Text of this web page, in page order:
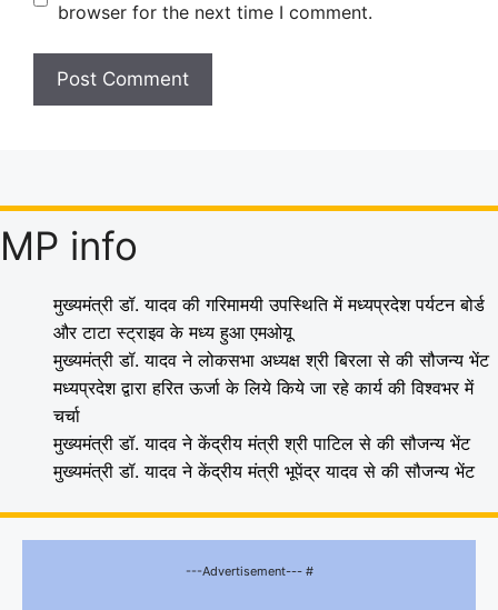
browser for the next time I comment.
MP info
मुख्यमंत्री डॉ. यादव की गरिमामयी उपस्थिति में मध्यप्रदेश पर्यटन बोर्ड
और टाटा स्ट्राइव के मध्य हुआ एमओयू
मुख्यमंत्री डॉ. यादव ने लोकसभा अध्यक्ष श्री बिरला से की सौजन्य भेंट
मध्यप्रदेश द्वारा हरित ऊर्जा के लिये किये जा रहे कार्य की विश्वभर में
चर्चा
मुख्यमंत्री डॉ. यादव ने केंद्रीय मंत्री श्री पाटिल से की सौजन्य भेंट
मुख्यमंत्री डॉ. यादव ने केंद्रीय मंत्री भूपेंद्र यादव से की सौजन्य भेंट
---Advertisement--- #